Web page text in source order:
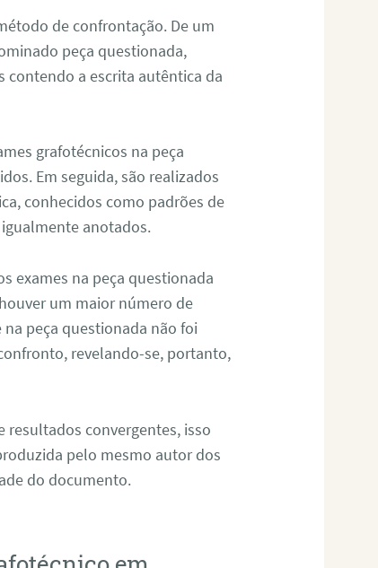
de confrontação. De um
peça questionada,
a escrita autêntica da
grafotécnicos na peça
Em seguida, são realizados
conhecidos como padrões de
anotados.
exames na peça questionada
um maior número de
peça questionada não foi
revelando-se, portanto,
convergentes, isso
pelo mesmo autor dos
do documento.